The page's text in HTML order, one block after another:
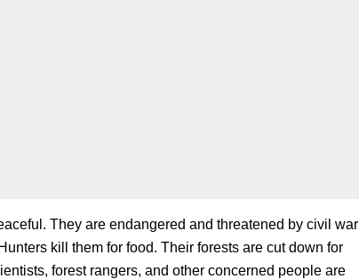
They are endangered and threatened by civil war
kill them for food. Their forests are cut down for
forest rangers, and other concerned people are